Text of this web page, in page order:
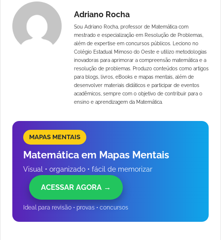
Adriano Rocha
Sou Adriano Rocha, professor de Matemática com
mestrado e especialização em Resolução de Problemas,
além de expertise em concursos públicos. Leciono no
Colégio Estadual Mimoso do Oeste e utilizo metodologias
inovadoras para aprimorar a compreensão matemática e a
resolução de problemas. Produzo conteúdos como artigos
para blogs, livros, eBooks e mapas mentais, além de
desenvolver materiais didáticos e participar de eventos
acadêmicos, sempre com o objetivo de contribuir para o
ensino e aprendizagem da Matemática.
MAPAS MENTAIS
Matemática em Mapas Mentais
Visual • organizado • fácil de memorizar
ACESSAR AGORA →
Ideal para revisão • provas • concursos